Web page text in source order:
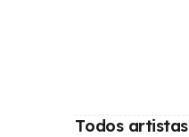
Todos artistas